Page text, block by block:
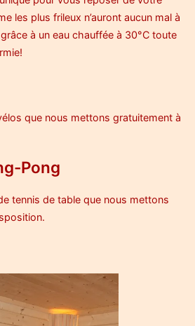
les plus frileux n’auront aucun mal à
à un eau chauffée à 30°C toute
que nous mettons gratuitement à
Pong
tennis de table que nous mettons